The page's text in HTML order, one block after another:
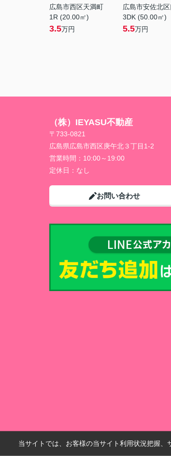
広島市西区天満町
1R (20.00㎡)
3.5万円
広島市安佐北
3DK (50.00㎡)
5.5万円
（株）IEYASU不動産
〒733-0821
広島県広島市西区庚午北３丁目1-2
営業時間： 10:00～19:00
定休日： なし
お問い合わせ
当サイトでは、お客様の当サイト利用状況把握